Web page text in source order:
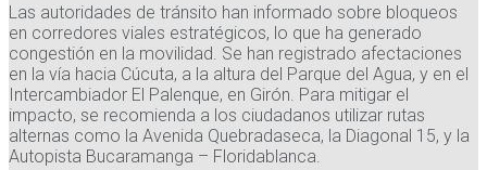
Las autoridades de tránsito han informado sobre bloqueos
en corredores viales estratégicos, lo que ha generado
congestión en la movilidad. Se han registrado afectaciones
en la vía hacia Cúcuta, a la altura del Parque del Agua, y en el
Intercambiador El Palenque, en Girón. Para mitigar el
impacto, se recomienda a los ciudadanos utilizar rutas
alternas como la Avenida Quebradaseca, la Diagonal 15, y la
Autopista Bucaramanga – Floridablanca.